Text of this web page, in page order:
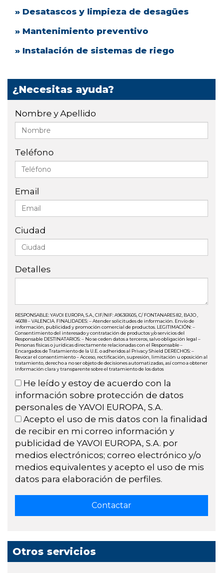
» Desatascos y limpieza de desagües
» Mantenimiento preventivo
» Instalación de sistemas de riego
¿Necesitas ayuda?
Nombre y Apellido
Teléfono
Email
Ciudad
Detalles
RESPONSABLE: YAVOI EUROPA, S.A., CIF/NIF: A96361605, C/ FONTANARES 82, BAJO ,
46018 – VALENCIA. FINALIDADES: – Atender solicitudes de información. Envío de
información, publicidad y promoción comercial de productos. LEGITIMACIÓN: –
Consentimiento del interesado y contratación de productos y/o servicios del
Responsable DESTINATARIOS: – No se ceden datos a terceros, salvo obligación legal –
Personas físicas o jurídicas directamente relacionadas con el Responsable –
Encargados de Tratamiento de la U.E. o adheridos al Privacy Shield DERECHOS: –
Revocar el consentimiento – Acceso, rectificación, supresión, limitación u oposición al
tratamiento, derecho a no ser objeto de decisiones automatizadas, así como a obtener
información clara y transparente sobre el tratamiento de los datos
He leído y estoy de acuerdo con la
información sobre protección de datos
personales de YAVOI EUROPA, S.A.
Acepto el uso de mis datos con la finalidad
de recibir en mi correo información y
publicidad de YAVOI EUROPA, S.A. por
medios electrónicos; correo electrónico y/o
medios equivalentes y acepto el uso de mis
datos para elaboración de perfiles.
Otros servicios